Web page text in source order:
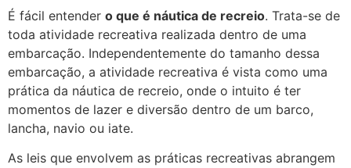
É fácil entender o que é náutica de recreio. Trata-se de
toda atividade recreativa realizada dentro de uma
embarcação. Independentemente do tamanho dessa
embarcação, a atividade recreativa é vista como uma
prática da náutica de recreio, onde o intuito é ter
momentos de lazer e diversão dentro de um barco,
lancha, navio ou iate.
As leis que envolvem as práticas recreativas abrangem